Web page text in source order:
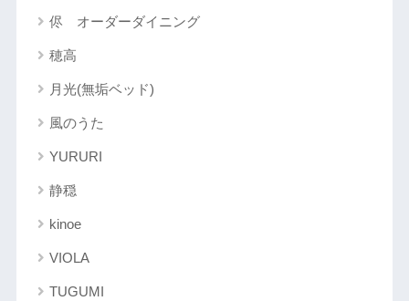
侭 オーダーダイニング
穂高
月光(無垢ベッド)
風のうた
YURURI
静穏
kinoe
VIOLA
TUGUMI